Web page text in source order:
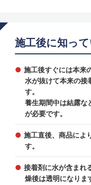
施工後に知っ
施工後すぐには本来
水が抜けて本来の接
す。
養生期間中は結露な
が必要です。
施工直後、商品によ
す。
接着剤に水が含まれ
燥後は透明になりま